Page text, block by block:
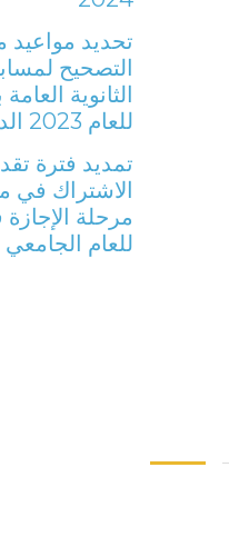
تحديد
التصحيح
الثانوية
للعام 2023 الدورة العادية
تمديد فترة
الاشتراك في
مرحلة
للعام الجامعي 2023 – 2024